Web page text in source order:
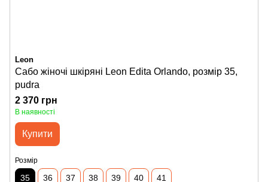
Leon
Сабо жіночі шкіряні Leon Edita Orlando, розмір 35,
pudra
2 370 грн
В наявності
Купити
Розмір
35 36 37 38 39 40 41